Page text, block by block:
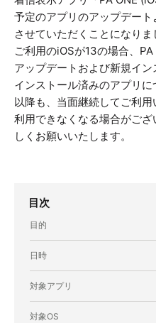
予定のアプリのアップデー
させていただくことになりま
ご利用のiOSが13の場合、
アップデートおよび新規イン
インストール済みのアプリ
以降も、当面継続してご利
利用できなくなる場合がご
しくお願いいたします。
目次
目的
日時
対象アプリ
対象OS